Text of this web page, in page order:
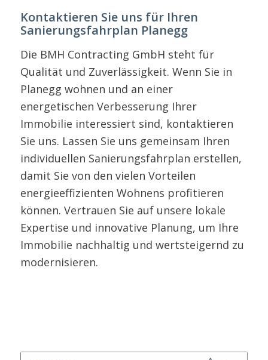
Kontaktieren Sie uns für Ihren
Sanierungsfahrplan Planegg
Die BMH Contracting GmbH steht für
Qualität und Zuverlässigkeit. Wenn Sie in
Planegg wohnen und an einer
energetischen Verbesserung Ihrer
Immobilie interessiert sind, kontaktieren
Sie uns. Lassen Sie uns gemeinsam Ihren
individuellen Sanierungsfahrplan erstellen,
damit Sie von den vielen Vorteilen
energieeffizienten Wohnens profitieren
können. Vertrauen Sie auf unsere lokale
Expertise und innovative Planung, um Ihre
Immobilie nachhaltig und wertsteigernd zu
modernisieren.